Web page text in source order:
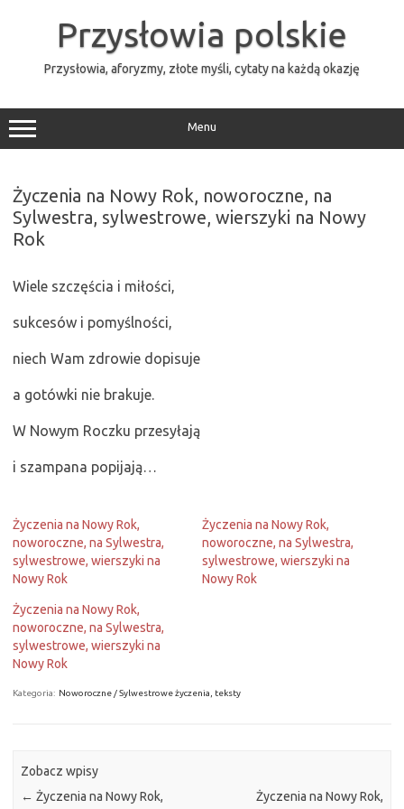
Przysłowia polskie
Przysłowia, aforyzmy, złote myśli, cytaty na każdą okazję
Menu
Życzenia na Nowy Rok, noworoczne, na
Sylwestra, sylwestrowe, wierszyki na Nowy
Rok
Wiele szczęścia i miłości,
sukcesów i pomyślności,
niech Wam zdrowie dopisuje
a gotówki nie brakuje.
W Nowym Roczku przesyłają
i szampana popijają…
Życzenia na Nowy Rok,
noworoczne, na Sylwestra,
sylwestrowe, wierszyki na
Nowy Rok
Życzenia na Nowy Rok,
noworoczne, na Sylwestra,
sylwestrowe, wierszyki na
Nowy Rok
Życzenia na Nowy Rok,
noworoczne, na Sylwestra,
sylwestrowe, wierszyki na
Nowy Rok
Kategoria: Noworoczne / Sylwestrowe życzenia, teksty
Zobacz wpisy
← Życzenia na Nowy Rok, Życzenia na Nowy Rok,